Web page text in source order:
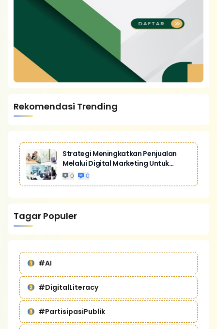
Rekomendasi Trending
Strategi Meningkatkan Penjualan
Melalui Digital Marketing Untuk
Bisnis Yang Lebih Kompetitif
0 0
Tagar Populer
#AI
#DigitalLiteracy
#PartisipasiPublik